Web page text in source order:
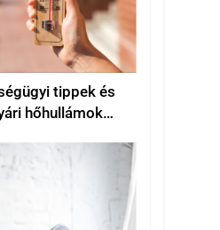
tippek és
hőhullámok